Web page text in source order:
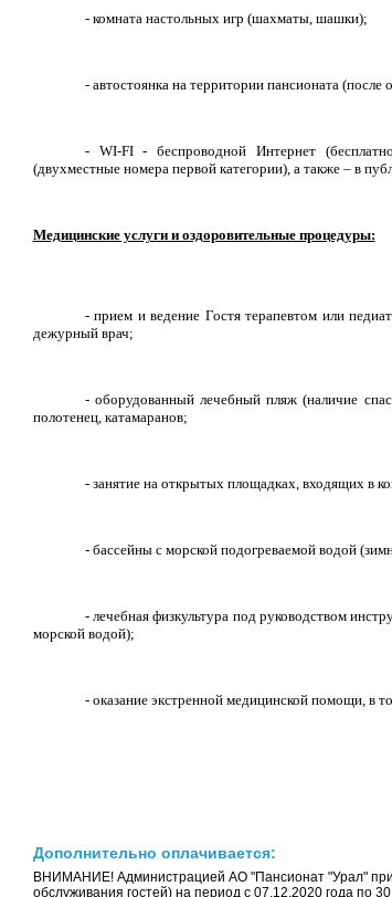
- комната настольных игр (шахматы, шашки);
- автостоянка на территории пансионата (после
- WI-FI- беспроводной Интернет
(двухместные номера первой категории), а также – в
Медицинские услуги и оздоровительные процедуры:
- прием и ведение Гостя терапевтом или
дежурный врач;
- оборудованный лечебный пляж (наличие
полотенец, катамаранов;
- занятие на открытых площадках, входящих в
- бассейны с морской подогреваемой водой
- лечебная физкультура под руководством
морской водой);
- оказание экстренной медицинской помощи, в
Дополнительно оплачивается:
ВНИМАНИЕ! Администрацией АО "Пансионат "Урал"
обслуживания гостей) на период с 07.12.2020 года по